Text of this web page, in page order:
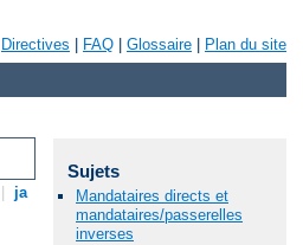
Directives FAQ Glossaire Plan du site
ja
Sujets
Mandataires directs et
mandataires/passerelles
inverses